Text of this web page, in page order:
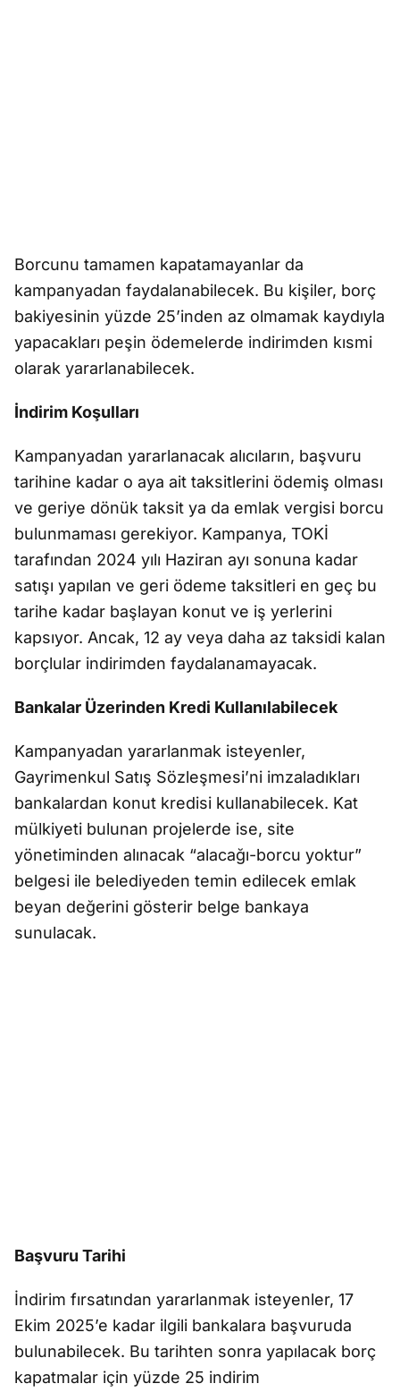
Borcunu tamamen kapatamayanlar da
kampanyadan faydalanabilecek. Bu kişiler, borç
bakiyesinin yüzde 25’inden az olmamak kaydıyla
yapacakları peşin ödemelerde indirimden kısmi
olarak yararlanabilecek.
İndirim Koşulları
Kampanyadan yararlanacak alıcıların, başvuru
tarihine kadar o aya ait taksitlerini ödemiş olması
ve geriye dönük taksit ya da emlak vergisi borcu
bulunmaması gerekiyor. Kampanya, TOKİ
tarafından 2024 yılı Haziran ayı sonuna kadar
satışı yapılan ve geri ödeme taksitleri en geç bu
tarihe kadar başlayan konut ve iş yerlerini
kapsıyor. Ancak, 12 ay veya daha az taksidi kalan
borçlular indirimden faydalanamayacak.
Bankalar Üzerinden Kredi Kullanılabilecek
Kampanyadan yararlanmak isteyenler,
Gayrimenkul Satış Sözleşmesi’ni imzaladıkları
bankalardan konut kredisi kullanabilecek. Kat
mülkiyeti bulunan projelerde ise, site
yönetiminden alınacak “alacağı-borcu yoktur”
belgesi ile belediyeden temin edilecek emlak
beyan değerini gösterir belge bankaya
sunulacak.
Başvuru Tarihi
İndirim fırsatından yararlanmak isteyenler, 17
Ekim 2025’e kadar ilgili bankalara başvuruda
bulunabilecek. Bu tarihten sonra yapılacak borç
kapatmalar için yüzde 25 indirim